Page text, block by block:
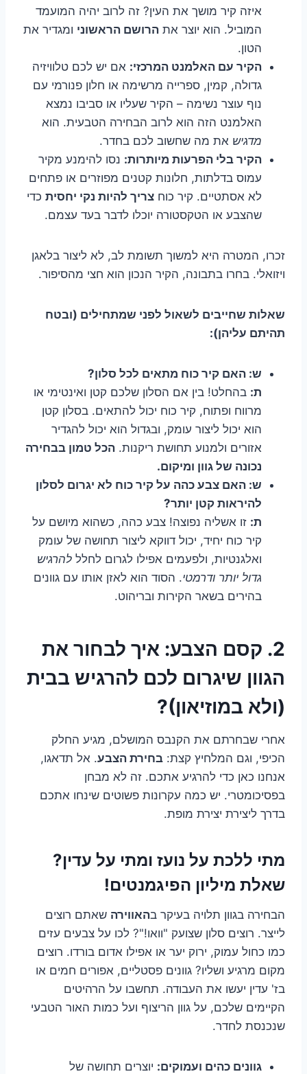
איזה קיר מושך את העין? זה לרוב יהיה המועמד
המוביל. הוא יוצר את הרושם הראשוני ומגדיר את
הטון.
הקיר עם האלמנט המרכזי: אם יש לכם טלוויזיה
גדולה, קמין, ספרייה מרשימה או חלון פנורמי עם
נוף עוצר נשימה – הקיר שעליו או סביבו נמצא
האלמנט הזה הוא לרוב הבחירה הטבעית. הוא
מדגיש את מה שחשוב לכם בחדר.
הקיר בלי הפרעות מיותרות: נסו להימנע מקיר
עמוס בדלתות, חלונות קטנים מפוזרים או פתחים
לא אסתטיים. קיר כוח צריך להיות נקי יחסית כדי
שהצבע או הטקסטורה יוכלו לדבר בעד עצמם.
זכרו, המטרה היא למשוך תשומת לב, לא ליצור בלאגן
ויזואלי. בחרו בתבונה, הקיר הנכון הוא חצי מהסיפור.
שאלות שחייבים לשאול לפני שמתחילים (ובטח
תהיתם עליהן):
ש: האם קיר כוח מתאים לכל סלון?
ת: בהחלט! בין אם הסלון שלכם קטן ואינטימי או
מרווח ופתוח, קיר כוח יכול להתאים. בסלון קטן
הוא יכול ליצור עומק, ובגדול הוא יכול להגדיר
אזורים ולמנוע תחושת ריקנות. הכל טמון בבחירה
נכונה של גוון ומיקום.
ש: האם צבע כהה על קיר כוח לא יגרום לסלון
להיראות קטן יותר?
ת: זו אשליה נפוצה! צבע כהה, כשהוא מיושם על
קיר כוח יחיד, יכול דווקא ליצור תחושה של עומק
ואלגנטיות, ולפעמים אפילו לגרום לחלל להרגיש
גדול יותר ודרמטי. הסוד הוא לאזן אותו עם גוונים
בהירים בשאר הקירות ובריהוט.
2. קסם הצבע: איך לבחור את
הגוון שיגרום לכם להרגיש בבית
(ולא במוזיאון)?
אחרי שבחרתם את הקנבס המושלם, מגיע החלק
הכיפי, וגם המלחיץ קצת: בחירת הצבע. אל תדאגו,
אנחנו כאן כדי להרגיע אתכם. זה לא מבחן
בפסיכומטרי. יש כמה עקרונות פשוטים שינחו אתכם
בדרך ליצירת יצירת מופת.
מתי ללכת על נועז ומתי על עדין?
שאלת מיליון הפיגמנטים!
הבחירה בגוון תלויה בעיקר בהאווירה שאתם רוצים
לייצר. רוצים סלון שצועק "וואו!"? לכו על צבעים עזים
כמו כחול עמוק, ירוק יער או אפילו אדום בורדו. רוצים
מקום מרגיע ושליו? גוונים פסטליים, אפורים חמים או
בז' עדין יעשו את העבודה. תחשבו על הרהיטים
הקיימים שלכם, על גוון הריצוף ועל כמות האור הטבעי
שנכנסת לחדר.
גוונים כהים ועמוקים: יוצרים תחושה של